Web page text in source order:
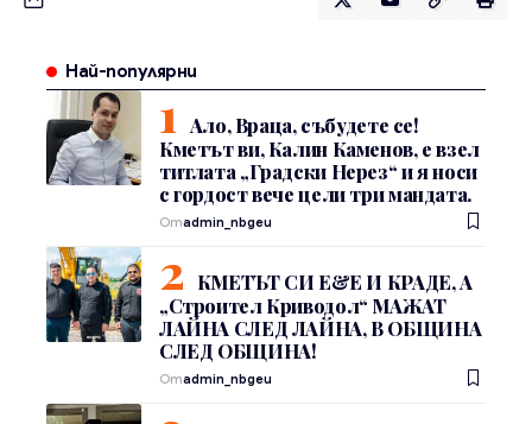
Най-популярни
Ало, Враца, събудете се!
Кметът ви, Калин Каменов, е взел
титлата „Градски Нерез“ и я носи
с гордост вече цели три мандата.
Отadmin_nbgeu
КМЕТЪТ СИ Е&Е И КРАДЕ, А
„Строител Криводол“ МАЖАТ
ЛАЙНА СЛЕД ЛАЙНА, В ОБЩИНА
СЛЕД ОБЩИНА!
Отadmin_nbgeu